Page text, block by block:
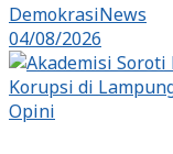
DemokrasiNews
04/08/2026
Opini